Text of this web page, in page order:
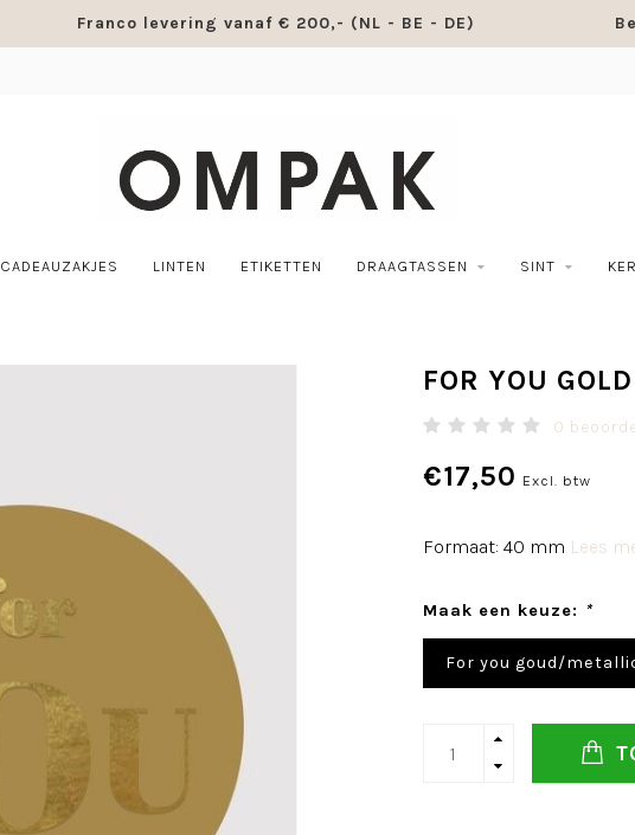
Franco levering vanaf € 200,- (NL - BE - DE)
CADEAUZAKJES LINTEN ETIKETTEN DRAAGTASSEN SINT
FOR YOU
0
€17,50 Excl. btw
Formaat: 40 mm Lees
Maak een keuze: *
For you goud/